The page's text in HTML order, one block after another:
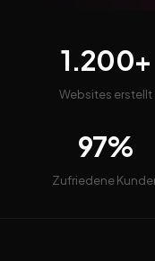
1.200+
Websites erstellt
97%
Zufriedene